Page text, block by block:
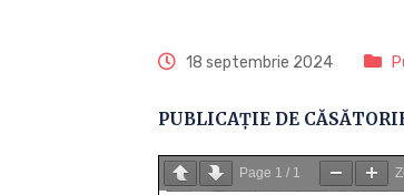
18 septembrie 2024
PUBLICAȚIE DE
Page 1 / 1